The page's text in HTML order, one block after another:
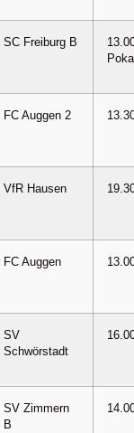
SC Freiburg B
FC Auggen 2
VfR Hausen
FC Auggen
SV
Schwörstadt
SV Zimmern
B